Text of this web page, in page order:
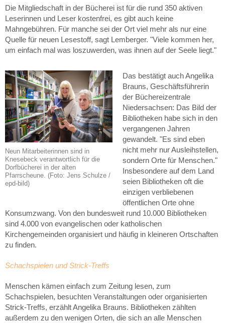
Die Mitgliedschaft in der Bücherei ist für die rund 350 aktiven
Leserinnen und Leser kostenfrei, es gibt auch keine
Mahngebühren. Für manche sei der Ort viel mehr als nur eine
Quelle für neuen Lesestoff, sagt Lemberger. "Viele kommen her,
um einfach mal was loszuwerden, was ihnen auf der Seele liegt."
Neun Mitarbeiterinnen sind in
Knesebeck verantwortlich für die
Dorfbücherei in der alten
Pfarrscheune. (Foto: Jens Schulze /
epd-bild)
Das bestätigt auch Angelika
Brauns, Geschäftsführerin
der Büchereizentrale
Niedersachsen: Das Bild der
Bibliotheken habe sich in den
vergangenen Jahren
gewandelt. "Es sind eben
nicht mehr nur Ausleihstellen,
sondern Orte für Menschen."
Insbesondere auf dem Land
seien Bibliotheken oft die
einzigen verbliebenen
öffentlichen Orte ohne
Konsumzwang. Von den bundesweit rund 10.000 Bibliotheken
sind 4.000 von evangelischen oder katholischen
Kirchengemeinden organisiert und häufig in kleineren Ortschaften
zu finden.
Schachspielen und Strick-Treffs
Menschen kämen einfach zum Zeitung lesen, zum
Schachspielen, besuchten Veranstaltungen oder organisierten
Strick-Treffs, erzählt Angelika Brauns. Bibliotheken zählten
außerdem zu den wenigen Orten, die sich an alle Menschen